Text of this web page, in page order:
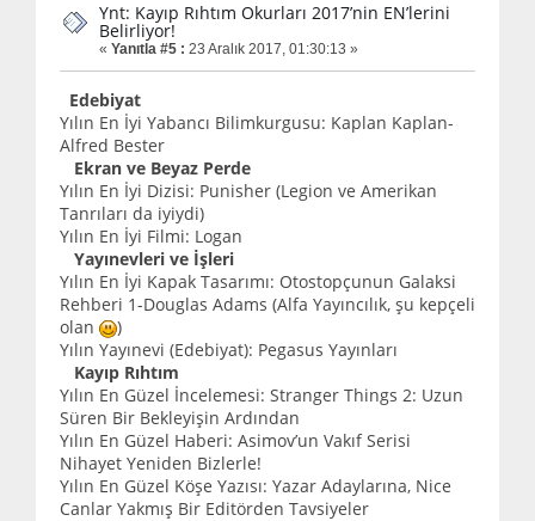
Ynt: Kayıp Rıhtım Okurları 2017’nin EN’lerini
Belirliyor!
« Yanıtla #5 : 23 Aralık 2017, 01:30:13 »
Edebiyat
Yılın En İyi Yabancı Bilimkurgusu: Kaplan Kaplan-
Alfred Bester
Ekran ve Beyaz Perde
Yılın En İyi Dizisi: Punisher (Legion ve Amerikan
Tanrıları da iyiydi)
Yılın En İyi Filmi: Logan
Yayınevleri ve İşleri
Yılın En İyi Kapak Tasarımı: Otostopçunun Galaksi
Rehberi 1-Douglas Adams (Alfa Yayıncılık, şu kepçeli
olan
)
Yılın Yayınevi (Edebiyat): Pegasus Yayınları
Kayıp Rıhtım
Yılın En Güzel İncelemesi: Stranger Things 2: Uzun
Süren Bir Bekleyişin Ardından
Yılın En Güzel Haberi: Asimov’un Vakıf Serisi
Nihayet Yeniden Bizlerle!
Yılın En Güzel Köşe Yazısı: Yazar Adaylarına, Nice
Canlar Yakmış Bir Editörden Tavsiyeler